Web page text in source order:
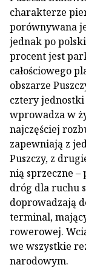
charakterze
porównywana
jednak po
procent jest
całościowego
obszarze
cztery
wprowadza w
najczęściej
zapewniają z
Puszczy, z
nią sprzeczne
dróg dla ruchu
doprowadzają
terminal,
rowerowej.
we wszystkie
narodowym.